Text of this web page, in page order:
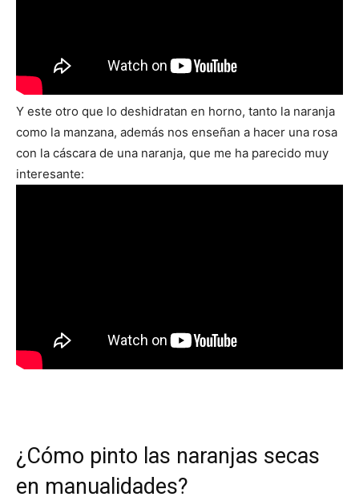
Y este otro que lo deshidratan en horno, tanto la naranja
como la manzana, además nos enseñan a hacer una rosa
con la cáscara de una naranja, que me ha parecido muy
interesante:
¿Cómo pinto las naranjas secas
en manualidades?